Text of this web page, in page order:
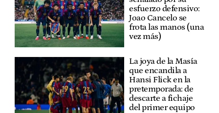
esfuerzo defensivo:
Joao Cancelo se
frota las manos (una
vez más)
La joya de la Masía
que encandila a
Hansi Flick en la
pretemporada: de
descarte a fichaje
del primer equipo